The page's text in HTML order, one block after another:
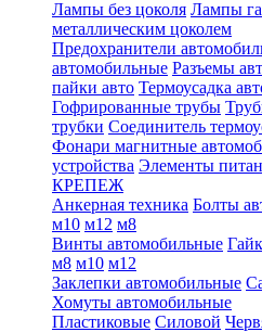
Лампы без цоколя Лампы
металлическим цоколем
Предохранители
автомобильные Разъемы
пайки авто Термоусадка
Гофрированные трубы
трубки Соединитель
Фонари магнитные
устройства Элементы
КРЕПЕЖ
Анкерная техника Болты
м10 м12 м8
Винты автомобильные
м8 м10 м12
Заклепки автомобильные
Хомуты автомобильные
Пластиковые Силовой